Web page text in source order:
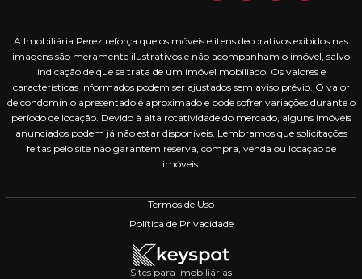
A Imobiliária Perez reforça que os móveis e itens decorativos exibidos nas
imagens são meramente ilustrativos e não acompanham o imóvel, salvo
indicação de que se trata de um imóvel mobiliado. Os valores e
características informados podem ser ajustados sem aviso prévio. O valor
de condomínio apresentado é aproximado e pode sofrer variações durante o
período de locação. Devido à alta rotatividade do mercado, alguns imóveis
anunciados podem já não estar disponíveis. Lembramos que solicitações
feitas pelo site não garantem reserva, compra, venda ou locação de
imóveis.
Termos de Uso
Política de Privacidade
Sites para Imobiliárias